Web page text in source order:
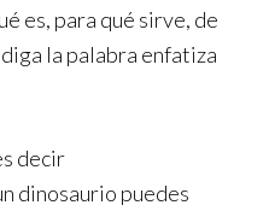
es, para qué sirve, de
la palabra enfatiza
decir
dinosaurio puedes